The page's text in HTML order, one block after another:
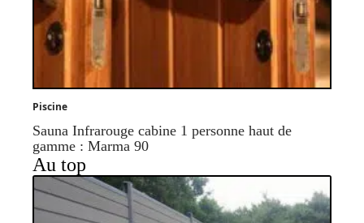
Piscine
Sauna Infrarouge cabine 1 personne haut de
gamme : Marma 90
Au top